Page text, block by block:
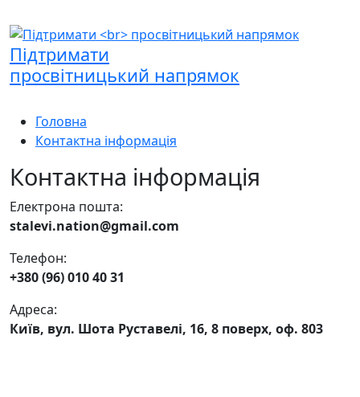
Підтримати
просвітницький напрямок
Головна
Контактна інформація
Контактна інформація
Електрона пошта:
stalevi.nation@gmail.com
Телефон:
+380 (96) 010 40 31
Адреса:
Київ, вул. Шота Руставелі, 16, 8 поверх, оф. 803